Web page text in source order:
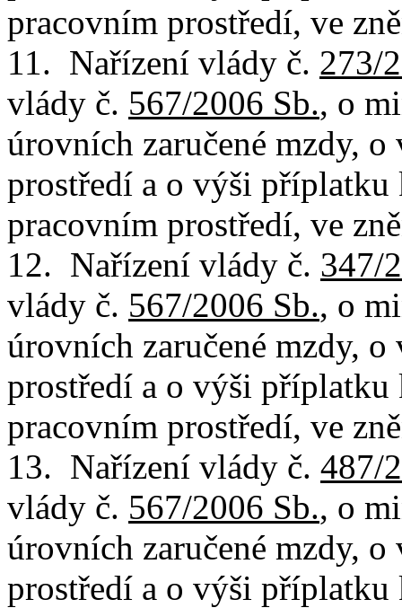
pracovním prostředí, ve
11. Nařízení vlády č. 273/
vlády č. 567/2006 Sb., o
úrovních zaručené mzdy,
prostředí a o výši příplatku
pracovním prostředí, ve
12. Nařízení vlády č. 347/
vlády č. 567/2006 Sb., o
úrovních zaručené mzdy,
prostředí a o výši příplatku
pracovním prostředí, ve
13. Nařízení vlády č. 487/
vlády č. 567/2006 Sb., o
úrovních zaručené mzdy,
prostředí a o výši příplatku